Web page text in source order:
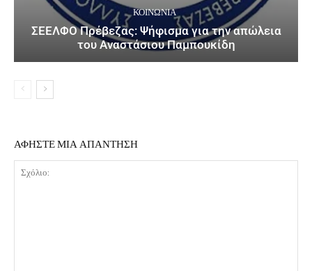
ΚΟΙΝΩΝΙΑ
ΣΕΕΛΦΟ Πρέβεζας: Ψήφισμα για την απώλεια
του Αναστάσιου Παμπουκίδη
ΑΦΗΣΤΕ ΜΙΑ ΑΠΑΝΤΗΣΗ